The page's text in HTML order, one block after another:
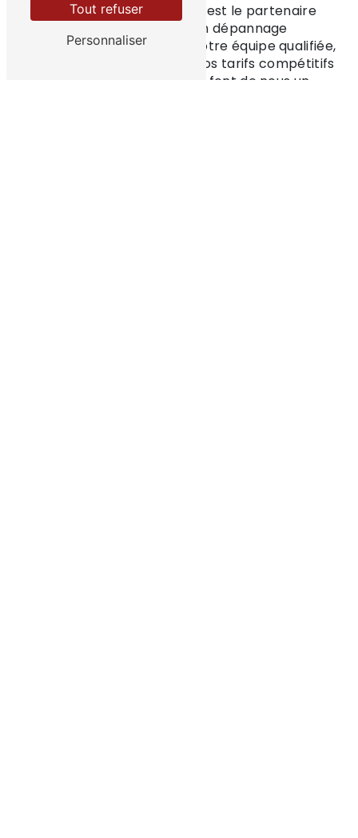
En conclusion, Servifrance 35 est le partenaire
idéal pour tous vos besoins en dépannage
électroménager à Rennes. Notre équipe qualifiée,
notre service client réactif, nos tarifs compétitifs
et notre intervention express font de nous un
Tout refuser
Personnaliser